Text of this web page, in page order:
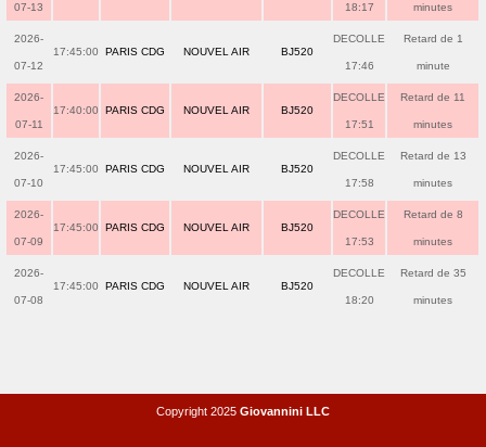
07-13 18:17 minutes
2026-
07-12
17:45:00 PARIS CDG NOUVEL AIR BJ520
DECOLLE
17:46
Retard de 1
minute
2026-
07-11
17:40:00 PARIS CDG NOUVEL AIR BJ520
DECOLLE
17:51
Retard de 11
minutes
2026-
07-10
17:45:00 PARIS CDG NOUVEL AIR BJ520
DECOLLE
17:58
Retard de 13
minutes
2026-
07-09
17:45:00 PARIS CDG NOUVEL AIR BJ520
DECOLLE
17:53
Retard de 8
minutes
2026-
07-08
17:45:00 PARIS CDG NOUVEL AIR BJ520
DECOLLE
18:20
Retard de 35
minutes
Copyright 2025 Giovannini LLC